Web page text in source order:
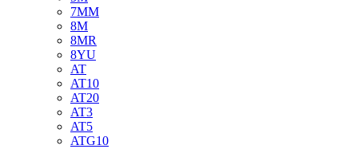
7MM
8M
8MR
8YU
AT
AT10
AT20
AT3
AT5
ATG10